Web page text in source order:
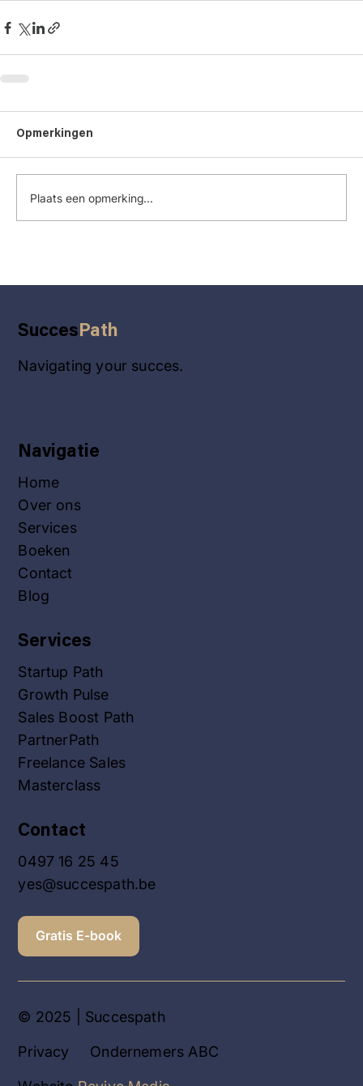
Opmerkingen
Plaats een opmerking...
SuccesPath
Navigating your succes.
Services
Startup Path
Growth Pulse
Sales Boost Path
PartnerPath
Freelance Sales
Masterclass
Contact
0497 16 25 45
yes@succespath.be
Gratis E-book
Navigatie
Home
Over ons
Services
Boeken
Contact
Blog
© 2025 | Succespath
PrivacyOndernemers ABC